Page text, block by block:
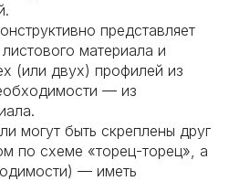
представляет
материала и
(или двух) профилей из
— из
могут быть скреплены друг
по схеме «торец-торец», а
— иметь